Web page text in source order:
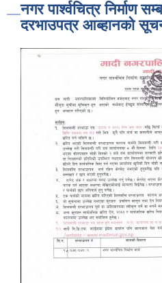
नगर पार्श्वचित्र निर्माण
दरभाउपत्र आब्हानको